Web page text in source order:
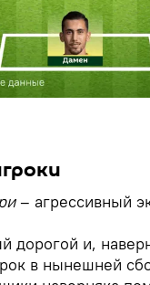
– агрессивный
дорогой и,
в нынешней